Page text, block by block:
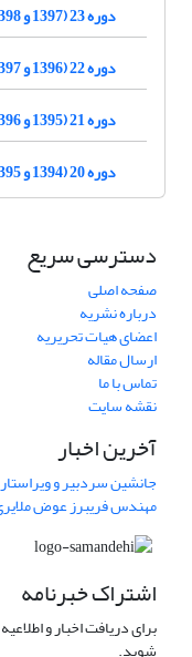
دوره 23 (1397 و 1398)
دوره 22 (1396 و 1397)
دوره 21 (1395 و 1396)
دوره 20 (1394 و 1395)
دسترسی سریع
صفحه اصلی
درباره نشریه
اعضای هیات تحریریه
ارسال مقاله
تماس با ما
نقشه سایت
آخرین اخبار
جانشین سردبیر و
مهندس فریبرز عوض
اشتراک خبرنامه
برای دریافت اخبار و
شوید.